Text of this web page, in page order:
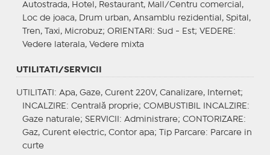
Autostrada, Hotel, Restaurant, Mall/Centru comercial,
Loc de joaca, Drum urban, Ansamblu rezidential, Spital,
Tren, Taxi, Microbuz; ORIENTARI : Sud - Est; VEDERE :
Vedere laterala, Vedere mixta
UTILITATI/SERVICII
UTILITATI : Apa, Gaze, Curent 220V, Canalizare, Internet;
INCALZIRE : Centrală proprie; COMBUSTIBIL INCALZIRE :
Gaze naturale; SERVICII : Administrare; CONTORIZARE :
Gaz, Curent electric, Contor apa;
Tip Parcare: Parcare in
curte